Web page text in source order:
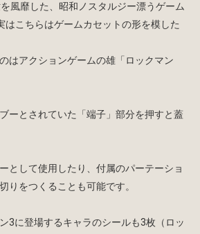
風靡した、昭和ノスタルジー漂うゲーム
はこちらはゲームカセットの形を模した
はアクションゲームの雄「ロックマン
ーとされていた「端子」部分を押すと蓋
として使用したり、付属のパーテーショ
りをつくることも可能です。
3に登場するキャラのシールも3枚（ロッ